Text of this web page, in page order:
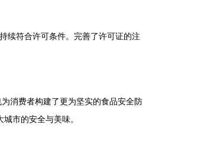
续符合许可条件。完善了许可证的注
消费者构建了更为坚实的食品安全防
市的安全与美味。